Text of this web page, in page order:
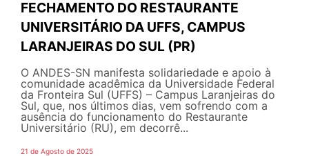
FECHAMENTO DO RESTAURANTE
UNIVERSITÁRIO DA UFFS, CAMPUS
LARANJEIRAS DO SUL (PR)
O ANDES-SN manifesta solidariedade e apoio à
comunidade acadêmica da Universidade Federal
da Fronteira Sul (UFFS) – Campus Laranjeiras do
Sul, que, nos últimos dias, vem sofrendo com a
ausência do funcionamento do Restaurante
Universitário (RU), em decorrê...
21 de Agosto de 2025